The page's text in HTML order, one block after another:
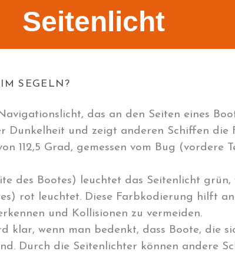
Seitenlicht
SEGELN?
das an den Seiten eines
Dunkelheit und zeigt anderen Schiffen die
112,5 Grad, gemessen vom Bug (vordere
des Bootes) leuchtet das Seitenlicht
rot leuchtet. Diese Farbkodierung hilft
und Kollisionen zu vermeiden.
klar, wenn man bedenkt, dass Boote, die
Durch die Seitenlichter können andere